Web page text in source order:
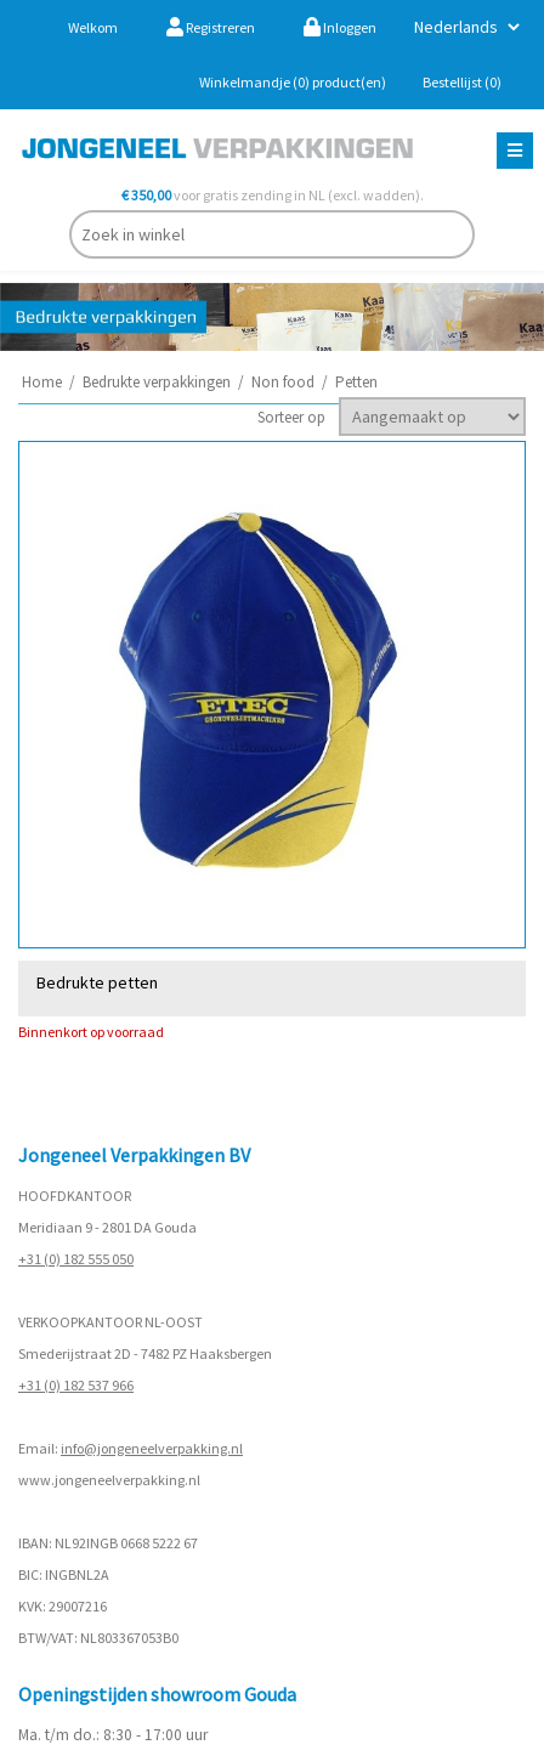
Welkom Registreren Inloggen
Winkelmandje (0) product(en) Bestellijst (0)
€ 350,00voor gratis zending in NL (excl. wadden).
Home / Bedrukte verpakkingen / Non food / Petten
Sorteer op
Bedrukte petten
Binnenkort op voorraad
Jongeneel Verpakkingen BV
HOOFDKANTOOR
Meridiaan 9 - 2801 DA Gouda
+31 (0) 182 555 050
VERKOOPKANTOOR NL-OOST
Smederijstraat 2D - 7482 PZ Haaksbergen
+31 (0) 182 537 966
Email: info@jongeneelverpakking.nl
www.jongeneelverpakking.nl
IBAN: NL92INGB 0668 5222 67
BIC: INGBNL2A
KVK: 29007216
BTW/VAT: NL803367053B0
Openingstijden showroom Gouda
Ma. t/m do.: 8:30 - 17:00 uur